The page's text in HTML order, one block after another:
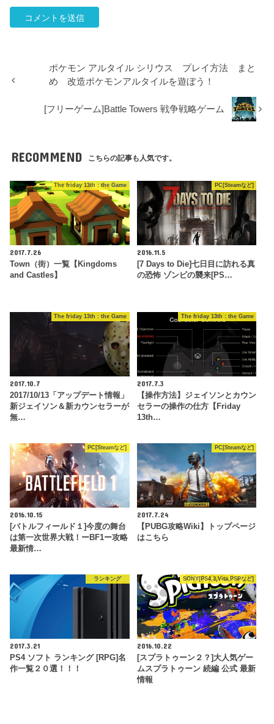
ポケモン アルタイル シリウス プレイ方法 まと
め 改造ポケモンアルタイルを遊ぼう！
[フリーゲーム]Battle Towers 戦争戦略ゲーム
RECOMMEND こちらの記事も人気です。
The friday 13th : the Game
2017.7.26
Town（街）一覧【Kingdoms
and Castles】
PC[Steamなど]
2016.11.5
[7 Days to Die]七日目に訪れる真
の恐怖 ゾンビの襲来[PS…
The friday 13th : the Game
2017.10.7
2017/10/13「アップデート情報」
新ジェイソン＆新カウンセラーが
無…
The friday 13th : the Game
2017.7.3
【操作方法】ジェイソンとカウン
セラーの操作の仕方【Friday
13th…
PC[Steamなど]
2016.10.15
[バトルフィールド１]今度の舞台
は第一次世界大戦！ーBF1ー攻略
最新情…
PC[Steamなど]
2017.7.24
【PUBG攻略Wiki】トップページ
はこちら
ランキング
2017.3.21
PS4 ソフト ランキング [RPG]名
作一覧２０選！！！
SONY[PS4,3,Vita,PSPなど]
2016.10.22
[スプラトゥーン２？]大人気ゲー
ムスプラトゥーン 続編 公式 最新
情報